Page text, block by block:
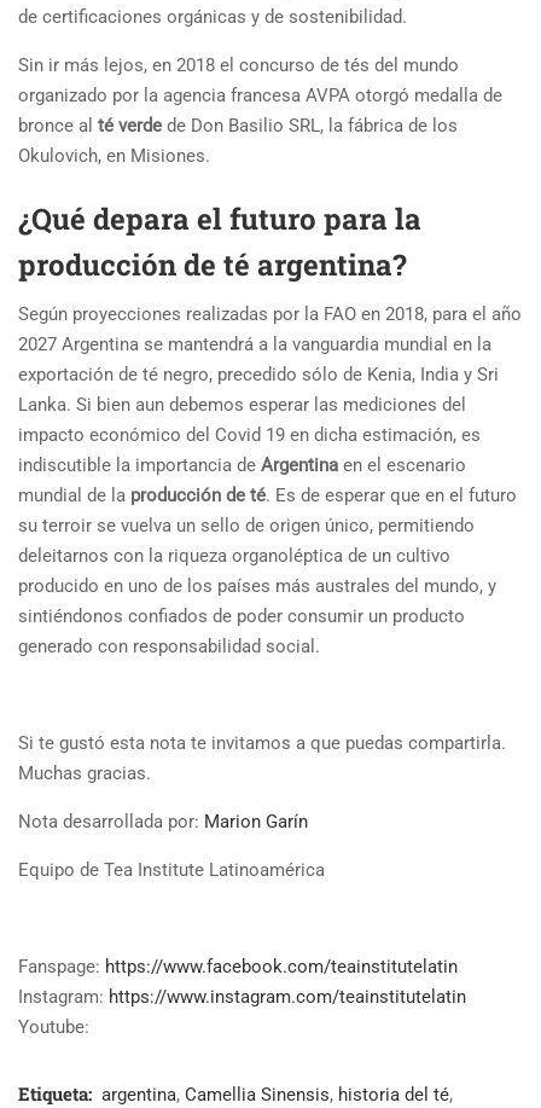
de certificaciones orgánicas y de sostenibilidad.
Sin ir más lejos, en 2018 el concurso de tés del mundo
organizado por la agencia francesa AVPA otorgó medalla de
bronce al té verde de Don Basilio SRL, la fábrica de los
Okulovich, en Misiones.
¿Qué depara el futuro para la
producción de té argentina?
Según proyecciones realizadas por la FAO en 2018, para el año
2027 Argentina se mantendrá a la vanguardia mundial en la
exportación de té negro, precedido sólo de Kenia, India y Sri
Lanka. Si bien aun debemos esperar las mediciones del
impacto económico del Covid 19 en dicha estimación, es
indiscutible la importancia de Argentina en el escenario
mundial de la producción de té. Es de esperar que en el futuro
su terroir se vuelva un sello de origen único, permitiendo
deleitarnos con la riqueza organoléptica de un cultivo
producido en uno de los países más australes del mundo, y
sintiéndonos confiados de poder consumir un producto
generado con responsabilidad social.
Si te gustó esta nota te invitamos a que puedas compartirla.
Muchas gracias.
Nota desarrollada por: Marion Garín
Equipo de Tea Institute Latinoamérica
Fanspage: https://www.facebook.com/teainstitutelatin
Instagram: https://www.instagram.com/teainstitutelatin
Youtube:
Etiqueta: argentina, Camellia Sinensis, historia del té,